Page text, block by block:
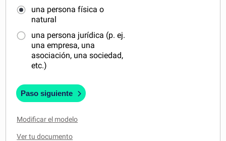
una persona física o
natural
una persona jurídica (p. ej.
una empresa, una
asociación, una sociedad,
etc.)
Paso siguiente
Modificar el modelo
Ver tu documento